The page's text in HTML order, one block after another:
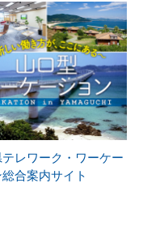
レワーク・ワーケー
合案内サイト